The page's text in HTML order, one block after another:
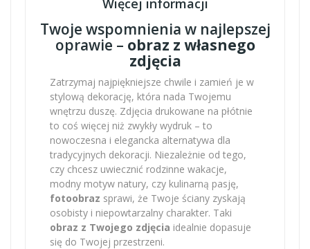
Więcej informacji
Twoje wspomnienia w najlepszej
oprawie – obraz z własnego
zdjęcia
Zatrzymaj najpiękniejsze chwile i zamień je w
stylową dekorację, która nada Twojemu
wnętrzu duszę. Zdjęcia drukowane na płótnie
to coś więcej niż zwykły wydruk – to
nowoczesna i elegancka alternatywa dla
tradycyjnych dekoracji. Niezależnie od tego,
czy chcesz uwiecznić rodzinne wakacje,
modny motyw natury, czy kulinarną pasję,
fotoobraz sprawi, że Twoje ściany zyskają
osobisty i niepowtarzalny charakter. Taki
obraz z Twojego zdjęcia idealnie dopasuje
się do Twojej przestrzeni.